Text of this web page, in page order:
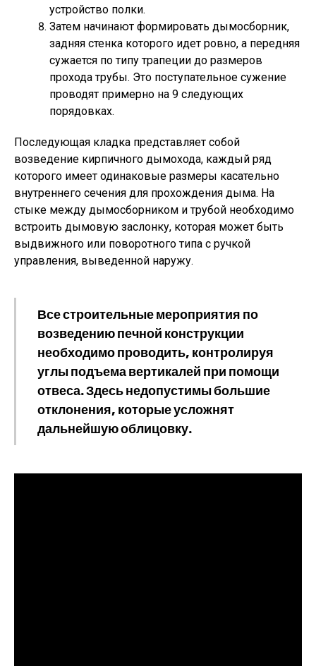
устройство полки.
Затем начинают формировать дымосборник,
задняя стенка которого идет ровно, а передняя
сужается по типу трапеции до размеров
прохода трубы. Это поступательное сужение
проводят примерно на 9 следующих
порядовках.
Последующая кладка представляет собой
возведение кирпичного дымохода, каждый ряд
которого имеет одинаковые размеры касательно
внутреннего сечения для прохождения дыма. На
стыке между дымосборником и трубой необходимо
встроить дымовую заслонку, которая может быть
выдвижного или поворотного типа с ручкой
управления, выведенной наружу.
Все строительные мероприятия по
возведению печной конструкции
необходимо проводить, контролируя
углы подъема вертикалей при помощи
отвеса. Здесь недопустимы большие
отклонения, которые усложнят
дальнейшую облицовку.